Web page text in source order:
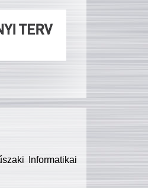
Informatikai